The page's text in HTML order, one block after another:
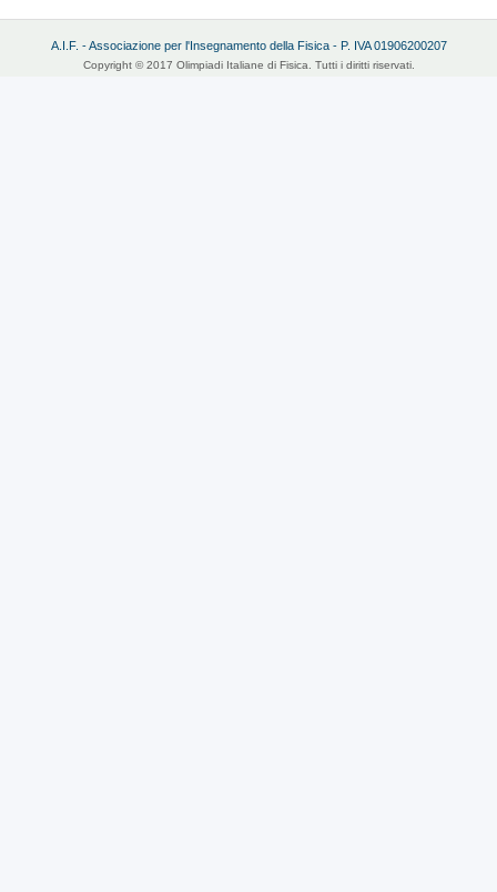
A.I.F. - Associazione per l'Insegnamento della Fisica - P. IVA 01906200207
Copyright © 2017 Olimpiadi Italiane di Fisica. Tutti i diritti riservati.